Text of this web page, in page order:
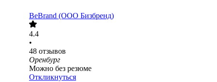
BeBrand (ООО Бизбренд)
4.4
•
48 отзывов
Оренбург
Можно без резюме
Откликнуться